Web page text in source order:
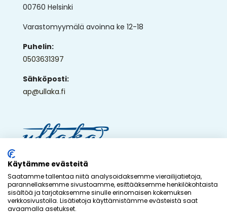
00760 Helsinki
Varastomyymälä avoinna ke 12-18
Puhelin:
0503631397
Sähköposti:
ap@ullaka.fi
© 2026 - Ullaka Oy
Toteutus:Inlean Creative
Käytämme evästeitä
Saatamme tallentaa niitä analysoidaksemme vierailijatietoja,
parannellaksemme sivustoamme, esittääksemme henkilökohtaista
sisältöä ja tarjotaksemme sinulle erinomaisen kokemuksen
verkkosivustolla. Lisätietoja käyttämistämme evästeistä saat
avaamalla asetukset.